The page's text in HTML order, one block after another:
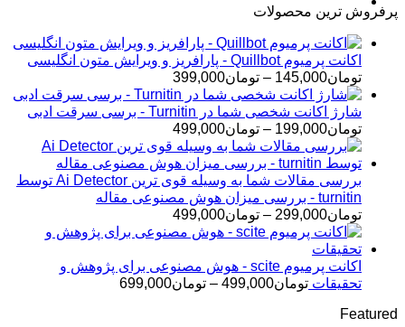
پرفروش ترین محصولات
اکانت پرمیوم Quillbot - پارافریز و ویرایش متون انگلیسی
تومان145,000
– تومان399,000محدوده
قیمت:
تومان145,000
تا
تومان399,000
شارژ اکانت شخصی شما در Turnitin - برسی سرقت ادبی
تومان199,000
– تومان499,000محدوده
قیمت:
تومان199,000
تا
تومان499,000
بررسی مقالات شما به وسیله قوی ترین Ai Detector توسط
turnitin - بررسی میزان هوش مصنوعی مقاله
تومان299,000
– تومان499,000محدوده
قیمت:
تا
تومان499,000
اکانت پرمیوم scite - هوش مصنوعی برای پژوهش و
تحقیقات تومان499,000
– تومان699,000محدوده
Featured